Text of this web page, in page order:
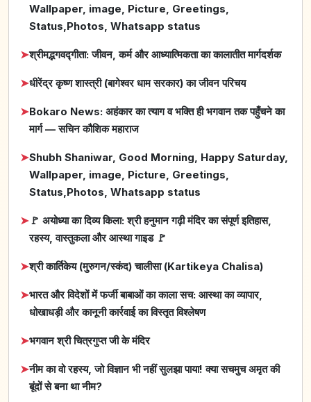
Wallpaper, image, Picture, Greetings,
Status,Photos, Whatsapp status
➤श्रीमद्भगवद्गीता: जीवन, कर्म और आध्यात्मिकता का कालातीत मार्गदर्शक
➤धीरेंद्र कृष्ण शास्त्री (बागेश्वर धाम सरकार) का जीवन परिचय
➤Bokaro News: अहंकार का त्याग व भक्ति ही भगवान तक पहुँचने का
मार्ग — सचिन कौशिक महाराज
➤Shubh Shaniwar, Good Morning, Happy Saturday,
Wallpaper, image, Picture, Greetings,
Status,Photos, Whatsapp status
➤🚩 अयोध्या का दिव्य किला: श्री हनुमान गढ़ी मंदिर का संपूर्ण इतिहास,
रहस्य, वास्तुकला और आस्था गाइड 🚩
➤श्री कार्तिकेय (मुरुगन/स्कंद) चालीसा (Kartikeya Chalisa)
➤भारत और विदेशों में फर्जी बाबाओं का काला सच: आस्था का व्यापार,
धोखाधड़ी और कानूनी कार्रवाई का विस्तृत विश्लेषण
➤भगवान श्री चित्रगुप्त जी के मंदिर
➤नीम का वो रहस्य, जो विज्ञान भी नहीं सुलझा पाया! क्या सचमुच अमृत की
बूंदों से बना था नीम?